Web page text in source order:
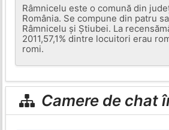
Râmnicelu este o comună din
România. Se compune din patru
Râmnicelu și Știubei. La
2011,57,1% dintre locuitori erau
romi.
Camere de chat